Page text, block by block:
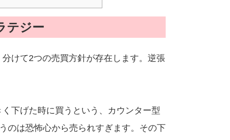
テジー
けて2つの売買方針が存在します。逆張
下げた時に買うという、カウンター型
のは恐怖心から売られすぎます。その下